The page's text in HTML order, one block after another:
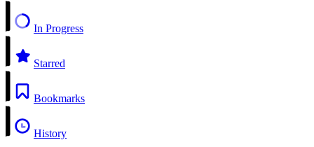
In Progress
Starred
Bookmarks
History